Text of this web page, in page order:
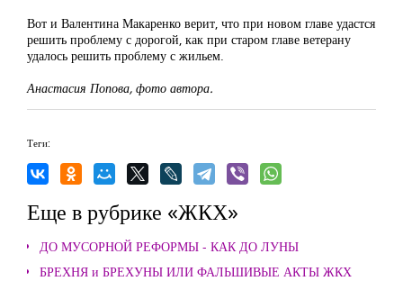
Вот и Валентина Макаренко верит, что при новом главе удастся
решить проблему с дорогой, как при старом главе ветерану
удалось решить проблему с жильем.
Анастасия Попова, фото автора.
Теги:
Еще в рубрике «ЖКХ»
ДО МУСОРНОЙ РЕФОРМЫ - КАК ДО ЛУНЫ
БРЕХНЯ и БРЕХУНЫ ИЛИ ФАЛЬШИВЫЕ АКТЫ ЖКХ